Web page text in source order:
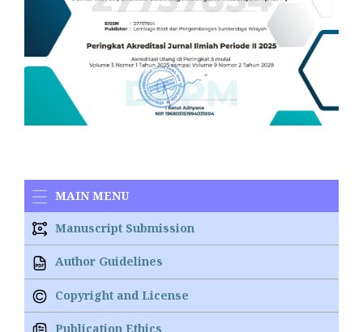
MAIN MENU
Manuscript Submission
Author Guidelines
Copyright and License
Publication Ethics